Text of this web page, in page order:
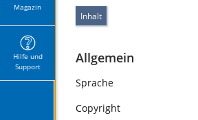
Magazin
Hilfe und
Support
Inhalt
Allgemein
Sprache
Copyright